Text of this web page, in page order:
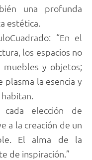
una profunda
estética.
“En el
los espacios no
y objetos;
plasma la esencia y
elección de
a la creación de un
El alma de la
de inspiración.”